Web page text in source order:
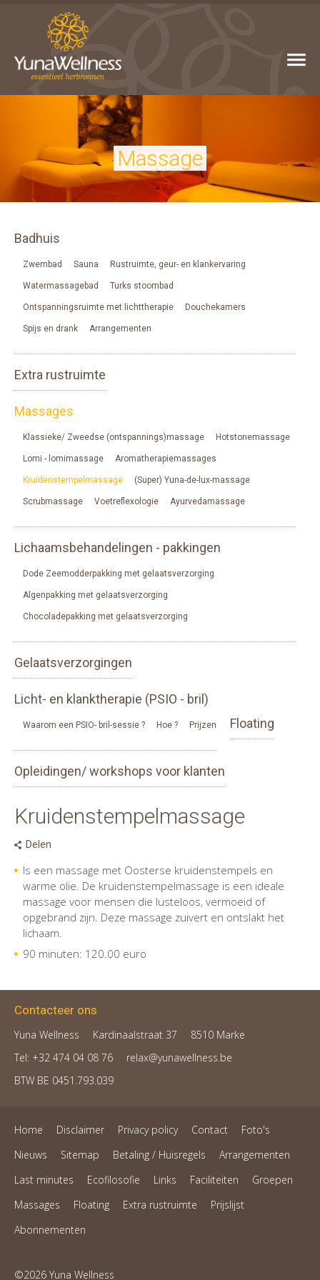
Massage
Massage
Badhuis
Zwembad Sauna Rustruimte, geur- en klankervaring
Watermassagebad Turks stoombad
Ontspanningsruimte met lichttherapie Douchekamers
Spijs en drank Arrangementen
Extra rustruimte
Massages
Klassieke/ Zweedse (ontspannings)massage Hotstonemassage
Lomi - lomimassage Aromatherapiemassages
Kruidenstempelmassage (Super) Yuna-de-lux-massage
Scrubmassage Voetreflexologie Ayurvedamassage
Lichaamsbehandelingen - pakkingen
Dode Zeemodderpakking met gelaatsverzorging
Algenpakking met gelaatsverzorging
Chocoladepakking met gelaatsverzorging
Gelaatsverzorgingen
Licht- en klanktherapie (PSIO - bril)
Waarom een PSIO- bril-sessie ? Hoe ? Prijzen Floating
Opleidingen/ workshops voor klanten
Kruidenstempelmassage
Delen
Is een massage met Oosterse kruidenstempels en
warme olie. De kruidenstempelmassage is een ideale
massage voor mensen die lusteloos, vermoeid of
opgebrand zijn. Deze massage zuivert en ontslakt het
lichaam.
90 minuten: 120.00 euro
Contacteer ons
Yuna Wellness Kardinaalstraat 37
8510 Marke
Tel: +32 474 04 08 76
relax@yunawellness.be
BTW BE 0451.793.039
Home Disclaimer Privacy policy Contact
Foto's
Nieuws
Sitemap Betaling / Huisregels
Arrangementen
Last minutes
Ecofilosofie Links Faciliteiten
Groepen
Massages
Floating Extra rustruimte
Prijslijst
Abonnementen
©2026 Yuna Wellness